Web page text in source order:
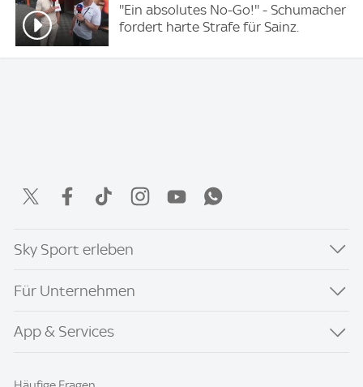
''Ein absolutes No-Go!'' - Schumacher
fordert harte Strafe für Sainz.
Sky Sport erleben
Für Unternehmen
App & Services